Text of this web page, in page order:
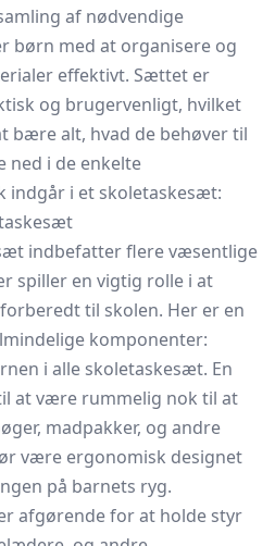
af nødvendige
børn med at organisere og
effektivt. Sættet er
og brugervenligt, hvilket
bære alt, hvad de behøver til
ned i de enkelte
indgår i et skoletaskesæt:
indbefatter flere væsentlige
spiller en vigtig rolle i at
til skolen. Her er en
komponenter:
i alle skoletaskesæt. En
at være rummelig nok til at
madpakker, og andre
være ergonomisk designet
på barnets ryg.
afgørende for at holde styr